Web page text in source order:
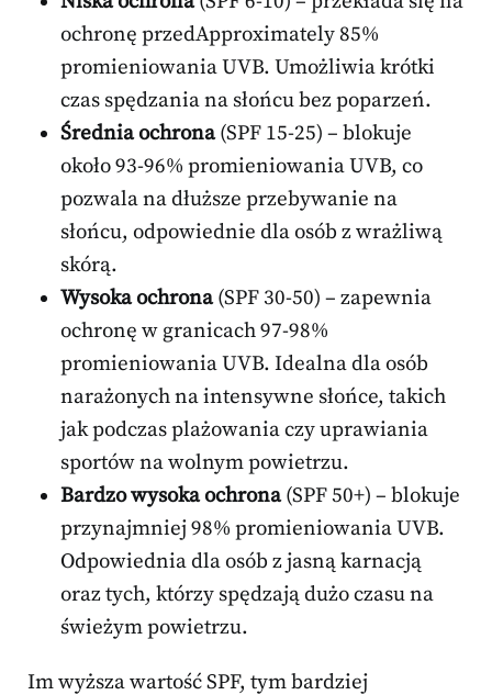
ochronę przedApproximately 85%
promieniowania UVB. Umożliwia krótki
czas spędzania na słońcu bez poparzeń.
Średnia ochrona(SPF 15-25) – blokuje
około 93-96% promieniowania UVB, co
pozwala na dłuższe przebywanie na
słońcu, odpowiednie dla osób z wrażliwą
skórą.
Wysoka ochrona(SPF 30-50) – zapewnia
ochronę w granicach 97-98%
promieniowania UVB. Idealna dla osób
narażonych na intensywne słońce, takich
jak podczas plażowania czy uprawiania
sportów na wolnym powietrzu.
Bardzo wysoka ochrona(SPF 50+) – blokuje
przynajmniej 98% promieniowania UVB.
Odpowiednia dla osób z jasną karnacją
oraz tych, którzy spędzają dużo czasu na
świeżym powietrzu.
Im wyższa wartość SPF, tym bardziej